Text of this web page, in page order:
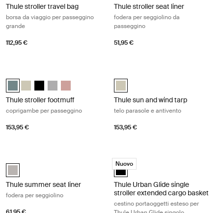
Thule stroller travel bag
borsa da viaggio per passeggino
grande
112,95 €
Thule stroller seat liner
fodera per seggiolino da
passeggino
51,95 €
Thule stroller footmuff Blu medio (selected)
Thule stroller footmuff Soft Beige
Thule stroller footmuff Nero
Thule stroller footmuff Gray Melange
Thule stroller footmuff Misty Rose
Thule stroller footmuff
coprigambe per passeggino
153,95 €
Thule sun and wind tarp Soft
Thule sun and wind tarp
telo parasole e antivento
153,95 €
Thule summer seat liner fodera per seggiolino Soft gray
Thule summer seat liner Soft Gray (selected)
Thule summer seat liner
fodera per seggiolino
Thule Urban Glide single stroller
Nuovo
Thule Urban Glide single stroller
Thule Urban Glide single
stroller extended cargo basket
cestino portaoggetti esteso per